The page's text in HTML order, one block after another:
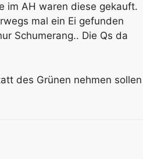
im AH waren diese gekauft.
mal ein Ei gefunden
Schumerang.. Die Qs da
des Grünen nehmen sollen